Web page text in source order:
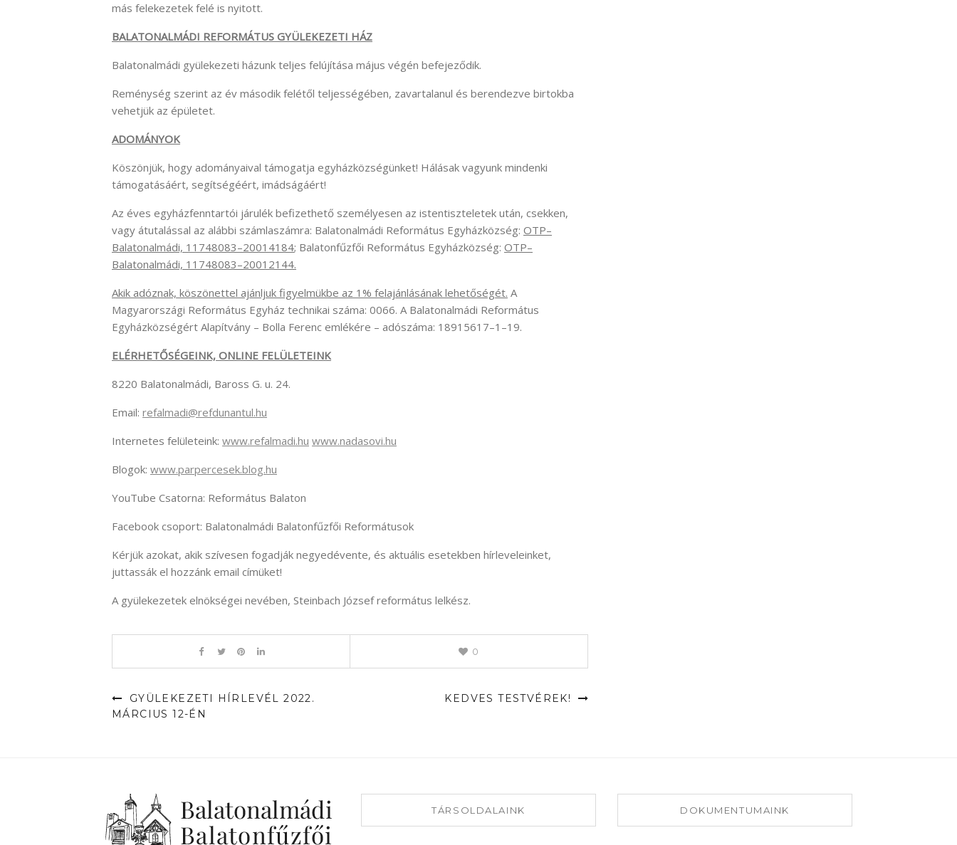
más felekezetek felé is nyitott.
BALATONALMÁDI REFORMÁTUS GYÜLEKEZETI HÁZ
Balatonalmádi gyülekezeti házunk teljes felújítása május végén befejeződik.
Reménység szerint az év második felétől teljességében, zavartalanul és berendezve birtokba
vehetjük az épületet.
ADOMÁNYOK
Köszönjük, hogy adományaival támogatja egyházközségünket! Hálásak vagyunk mindenki
támogatásáért, segítségéért, imádságáért!
Az éves egyházfenntartói járulék befizethető személyesen az istentiszteletek után, csekken,
vagy átutalással az alábbi számlaszámra: Balatonalmádi Református Egyházközség: OTP–
Balatonalmádi, 11748083–20014184; Balatonfűzfői Református Egyházközség: OTP–
Balatonalmádi, 11748083–20012144.
Akik adóznak, köszönettel ajánljuk figyelmükbe az 1% felajánlásának lehetőségét. A
Magyarországi Református Egyház technikai száma: 0066. A Balatonalmádi Református
Egyházközségért Alapítvány – Bolla Ferenc emlékére – adószáma: 18915617–1–19.
ELÉRHETŐSÉGEINK, ONLINE FELÜLETEINK
8220 Balatonalmádi, Baross G. u. 24.
Email: refalmadi@refdunantul.hu
Internetes felületeink: www.refalmadi.hu www.nadasovi.hu
Blogok: www.parpercesek.blog.hu
YouTube Csatorna: Református Balaton
Facebook csoport: Balatonalmádi Balatonfűzfői Reformátusok
Kérjük azokat, akik szívesen fogadják negyedévente, és aktuális esetekben hírleveleinket,
juttassák el hozzánk email címüket!
A gyülekezetek elnökségei nevében, Steinbach József református lelkész.
0
GYÜLEKEZETI HÍRLEVÉL 2022.
MÁRCIUS 12-ÉN
KEDVES TESTVÉREK!
TÁRSOLDALAINK DOKUMENTUMAINK